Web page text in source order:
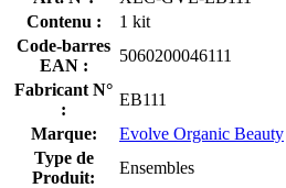
Contenu :
1 kit
Code-barres
EAN :
5060200046111
Fabricant N°
:
EB111
Marque:
Evolve Organic Beauty
Type de
Produit:
Ensembles